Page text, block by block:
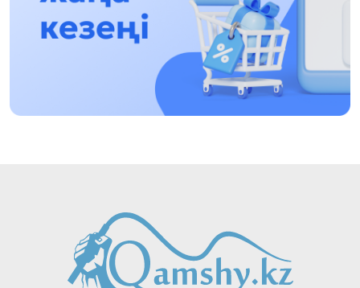
12:01, 28 Шілде 2026
Абзал Достияр: Думан Мұхаметкәрімді
Алматы түрмесіне ауыстыруы мүмкін
16:15, 27 Шілде 2026
Еңбек адамына көрсетілген құрмет: Алматы
облысының әкімі коммуналдық